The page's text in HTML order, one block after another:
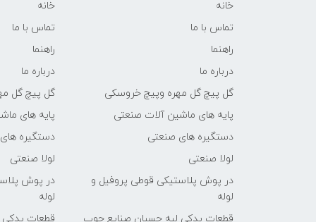
خانه
تماس با ما
راهنما
درباره ما
گل پیچ گل مهره وپیچ خروسکی
پایه های ماشین آلات صنعتی
دستگیره های صنعتی
لولا صنعتی
در پوش پلاستیکی قوطی پروفیل و
لوله
قطعات یدکی لبه چسبان صنایع چوب
خانه
تماس با ما
راهنما
درباره ما
گل پیچ گل
پایه های
دستگیره
لولا صنعتی
در پوش
لوله
قطعات